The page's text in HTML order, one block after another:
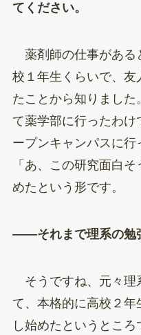
てください。
薬剤師の仕事がある
校１年生くらいで、友
たことから知りまし
て薬学部に行ったわ
ープンキャンパスに
「あ、この研究面白
めたという形です。
——それまで理系の勉
そうですね、元々理
て、本格的に高校２
し始めたというところ